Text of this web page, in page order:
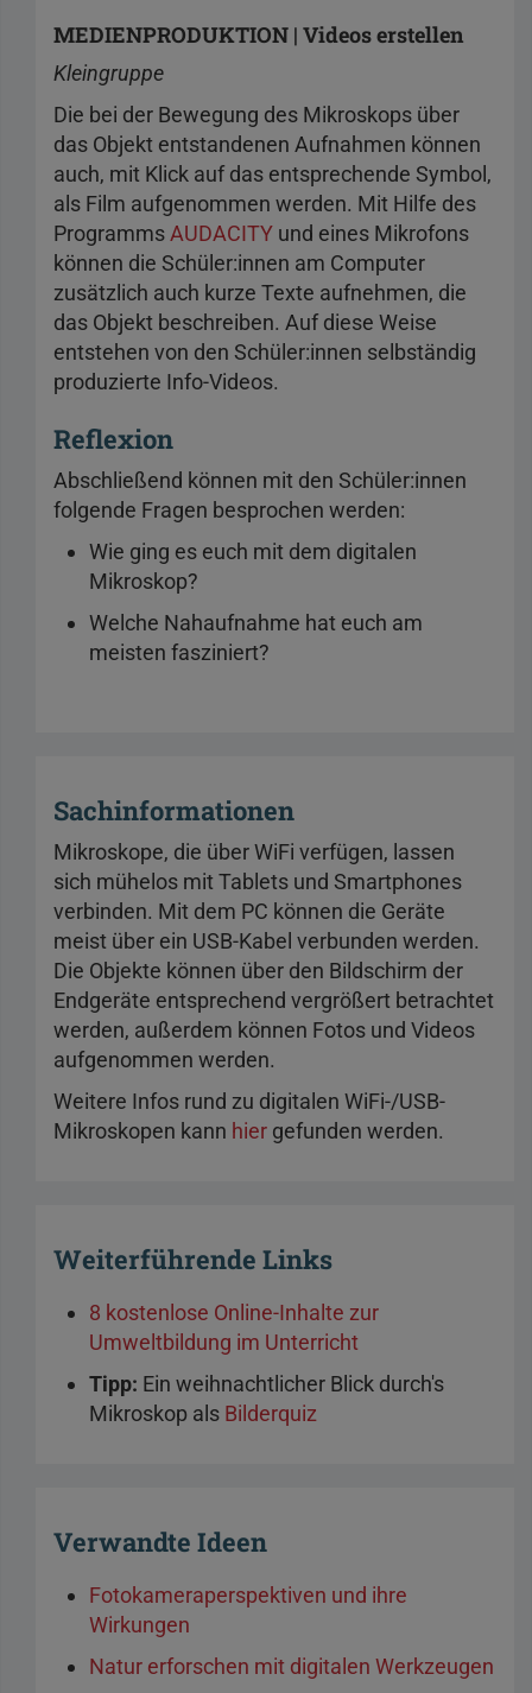
MEDIENPRODUKTION | Videos erstellen
Kleingruppe
Die bei der Bewegung des Mikroskops über
das Objekt entstandenen Aufnahmen können
auch, mit Klick auf das entsprechende Symbol,
als Film aufgenommen werden. Mit Hilfe des
ProgrammsAUDACITY und eines Mikrofons
können die Schüler:innen am Computer
zusätzlich auch kurze Texte aufnehmen, die
das Objekt beschreiben. Auf diese Weise
entstehen von den Schüler:innen selbständig
produzierte Info-Videos.
Reflexion
Abschließend können mit den Schüler:innen
folgende Fragen besprochen werden:
Wie ging es euch mit dem digitalen
Mikroskop?
Welche Nahaufnahme hat euch am
meisten fasziniert?
Sachinformationen
Mikroskope, die über WiFi verfügen, lassen
sich mühelos mit Tablets und Smartphones
verbinden. Mit dem PC können die Geräte
meist über ein USB-Kabel verbunden werden.
Die Objekte können über den Bildschirm der
Endgeräte entsprechend vergrößert betrachtet
werden, außerdem können Fotos und Videos
aufgenommen werden.
Weitere Infos rund zu digitalen WiFi-/USB-
Mikroskopen kann hier gefunden werden.
Weiterführende Links
8 kostenlose Online-Inhalte zur
Umweltbildung im Unterricht
Tipp: Ein weihnachtlicher Blick durch's
Mikroskop als Bilderquiz
Verwandte Ideen
Fotokameraperspektiven und ihre
Wirkungen
Natur erforschen mit digitalen Werkzeugen